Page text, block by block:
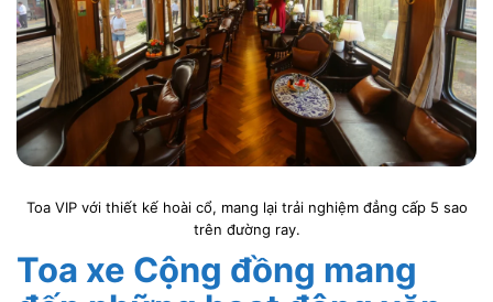
Toa VIP với thiết kế hoài cổ, mang lại trải nghiệm đẳng cấp 5 sao
trên đường ray.
Toa xe Cộng đồng mang